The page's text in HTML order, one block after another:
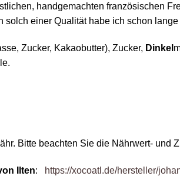
handgemachten französischen
einer Qualität habe ich schon
Zucker, Kakaobutter), Zucker, Dinkel
Bitte beachten Sie die Nährwert- und
Ilten: https://xocoatl.de/hersteller/